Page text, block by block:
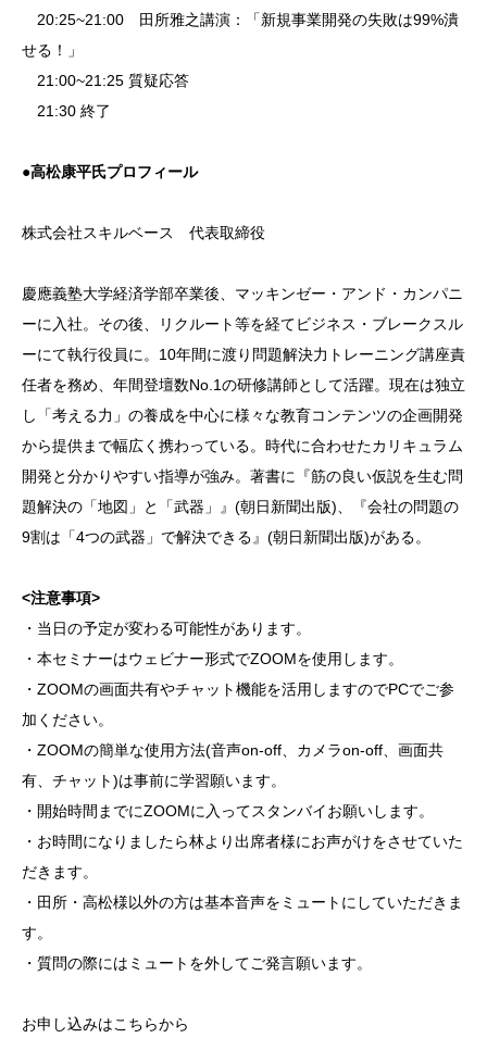
20:25~21:00 田所雅之講演：「新規事業開発の失敗は99%潰
せる！」
21:00~21:25 質疑応答
21:30 終了
●高松康平氏プロフィール
株式会社スキルベース 代表取締役
慶應義塾大学経済学部卒業後、マッキンゼー・アンド・カンパニ
ーに入社。その後、リクルート等を経てビジネス・ブレークスル
ーにて執行役員に。10年間に渡り問題解決力トレーニング講座責
任者を務め、年間登壇数No.1の研修講師として活躍。現在は独立
し「考える力」の養成を中心に様々な教育コンテンツの企画開発
から提供まで幅広く携わっている。時代に合わせたカリキュラム
開発と分かりやすい指導が強み。著書に『筋の良い仮説を生む問
題解決の「地図」と「武器」』(朝日新聞出版)、『会社の問題の
9割は「4つの武器」で解決できる』(朝日新聞出版)がある。
<注意事項>
​​​​​​​・当日の予定が変わる可能性があります。
・本セミナーはウェビナー形式でZOOMを使用します。
・ZOOMの画面共有やチャット機能を活用しますのでPCでご参
加ください。
・ZOOMの簡単な使用方法(音声on-off、カメラon-off、画面共
有、チャット)は事前に学習願います。
・開始時間までにZOOMに入ってスタンバイお願いします。
・お時間になりましたら林より出席者様にお声がけをさせていた
だきます。
・田所・高松様以外の方は基本音声をミュートにしていただきま
す。
・質問の際にはミュートを外してご発言願います。
お申し込みはこちらから